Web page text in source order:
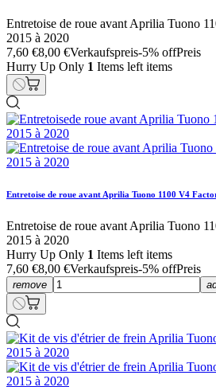
Entretoise de roue avant Aprilia Tuono
2015 à 2020
7,60 €8,00 €Verkaufspreis-5% offPreis
Hurry Up Only 1 Items left items
Entretoise de roue avant Aprilia Tuono 1100 V4
Entretoise de roue avant Aprilia Tuono
2015 à 2020
Hurry Up Only 1 Items left items
7,60 €8,00 €Verkaufspreis-5% offPreis
remove